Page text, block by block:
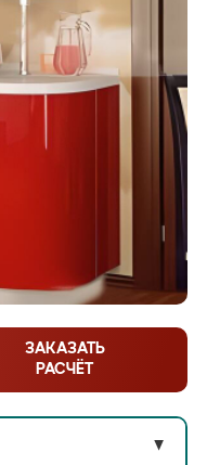
ЗАКАЗАТЬ
РАСЧЁТ
▼